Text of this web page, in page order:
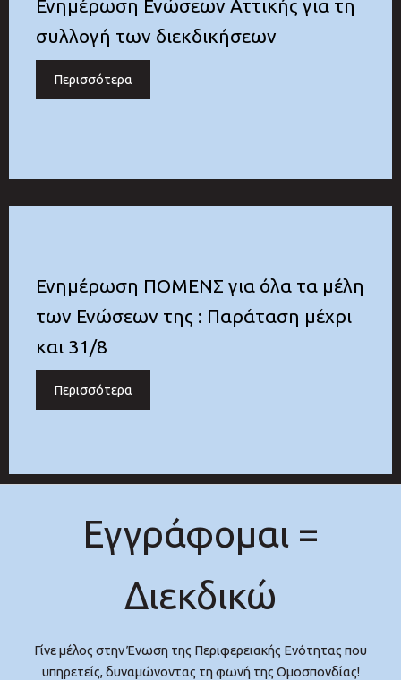
Ενημέρωση Ενώσεων Αττικής για τη
συλλογή των διεκδικήσεων
Περισσότερα
Ενημέρωση ΠΟΜΕΝΣ για όλα τα μέλη
των Ενώσεων της : Παράταση μέχρι
και 31/8
Περισσότερα
Εγγράφομαι =
Διεκδικώ
Γίνε μέλος στην Ένωση της Περιφερειακής Ενότητας που
υπηρετείς, δυναμώνοντας τη φωνή της Ομοσπονδίας!